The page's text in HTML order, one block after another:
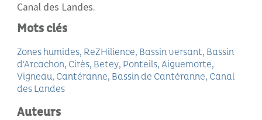
Canal des Landes.
Mots clés
Zones humides ReZHilience Bassin versant Bassin
d'Arcachon Cirès Betey Ponteils Aiguemorte
Vigneau Cantéranne Bassin de Cantéranne Canal
des Landes
Auteurs